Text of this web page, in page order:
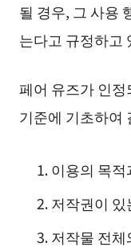
될 경우, 그 사용
는다고 규정하고
페어 유즈가 인
기준에 기초하여
이용의 목적
저작권이
저작물 전